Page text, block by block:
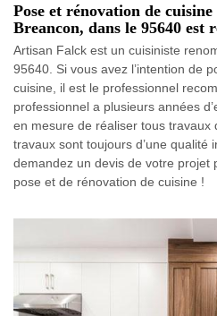
Pose et rénovation de
Breancon, dans le 95640 est
Artisan Falck est un cuisiniste
95640. Si vous avez l’intention de
cuisine, il est le professionnel
professionnel a plusieurs années
en mesure de réaliser tous travaux
travaux sont toujours d’une qualité
demandez un devis de votre projet
pose et de rénovation de cuisine !